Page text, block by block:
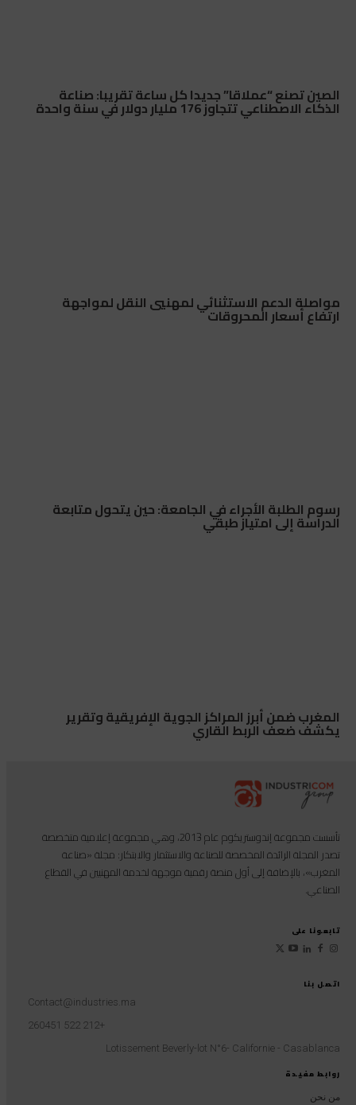
الصين تصنع “عملاقا” جديدا كل ساعة تقريبا: صناعة
الذكاء الاصطناعي تتجاوز 176 مليار دولار في سنة واحدة
مواصلة الدعم الاستثنائي لمهنيي النقل لمواجهة
ارتفاع أسعار المحروقات
رسوم الطلبة الأجراء في الجامعة: حين يتحول متابعة
الدراسة إلى امتياز طبقي
المغرب ضمن أبرز المراكز الجوية الإفريقية وتقرير
يكشف ضعف الربط القاري
روابط مفيدة
من نحن
اتصل بنا
Contact@industries.ma
+212 522 260451
Lotissement Beverly-lot N°6- Californie - Casablanca
تأسست مجموعة إندوستريكوم عام 2013، وهي مجموعة إعلامية متخصصة
تصدر المجلة الرائدة المخصصة للصناعة والاستثمار والابتكار: مجلة «صناعة
المغرب»، بالإضافة إلى أول منصة رقمية موجهة لخدمة المهنيين في القطاع
الصناعي.
تابعونا على